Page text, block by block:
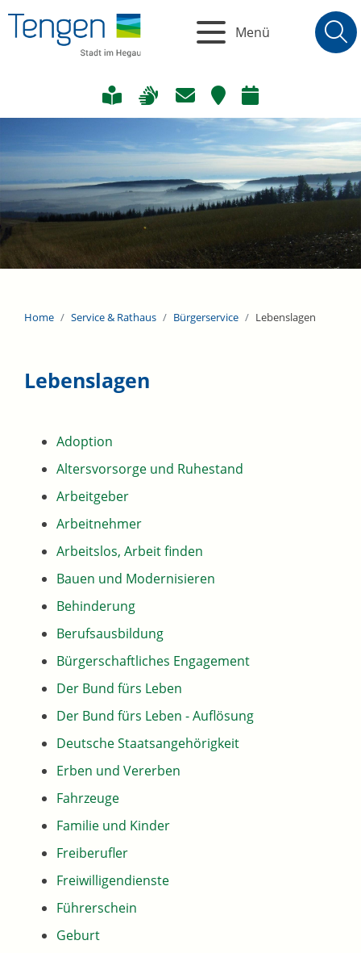
Menü
Home Service & Rathaus Bürgerservice Lebenslagen
Lebenslagen
Adoption
Altersvorsorge und Ruhestand
Arbeitgeber
Arbeitnehmer
Arbeitslos, Arbeit finden
Bauen und Modernisieren
Behinderung
Berufsausbildung
Bürgerschaftliches Engagement
Der Bund fürs Leben
Der Bund fürs Leben - Auflösung
Deutsche Staatsangehörigkeit
Erben und Vererben
Fahrzeuge
Familie und Kinder
Freiberufler
Freiwilligendienste
Führerschein
Geburt